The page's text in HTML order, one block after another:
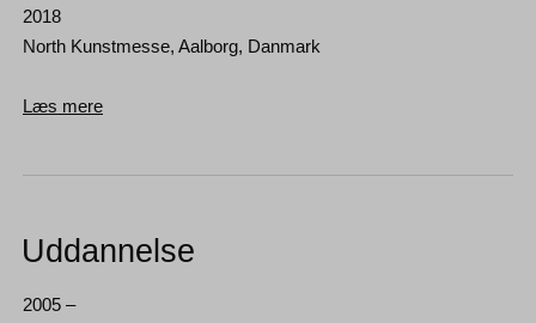
2018
North Kunstmesse, Aalborg, Danmark
Læs mere
Uddannelse
2005 –